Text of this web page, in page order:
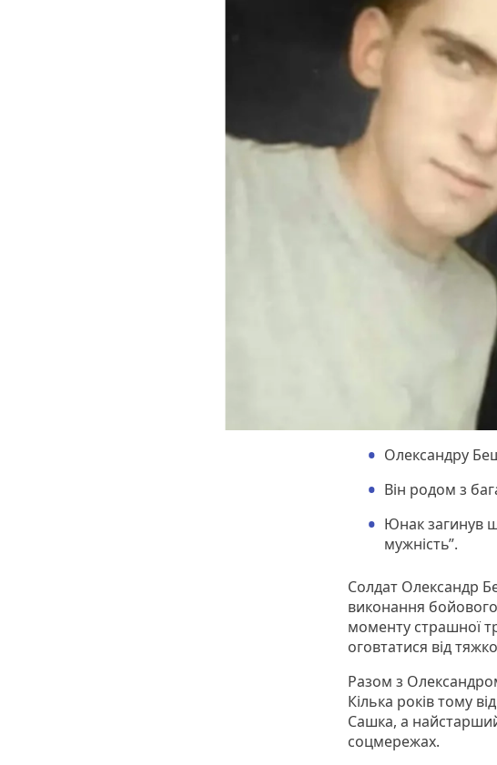
Олександру
Він родом з
Юнак загинув
мужність”.
Солдат Олександр
виконання
моменту страшної
оговтатися від
Разом з
Кілька років тому
Сашка, а
соцмережах.